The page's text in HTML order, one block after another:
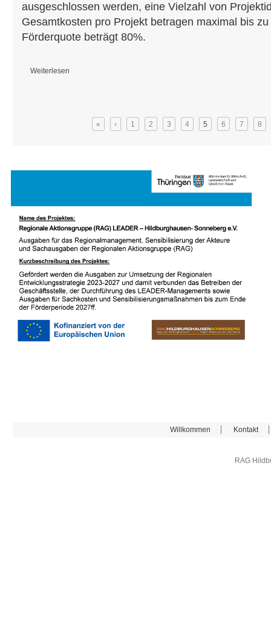
ausgeschlossen werden, eine Vielzahl von
Gesamtkosten pro Projekt betragen maximal bis
Förderquote beträgt 80%.
Weiterlesen
« ‹ 1 2 3 4 5 6 7 8
Willkommen Kontakt
RAG